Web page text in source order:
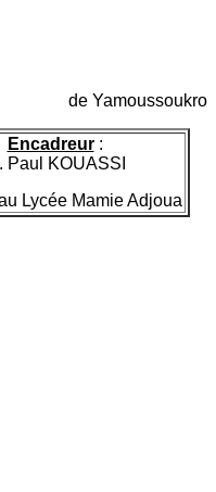
de Yamoussoukro
Encadreur:
Paul KOUASSI
Lycée Mamie Adjoua